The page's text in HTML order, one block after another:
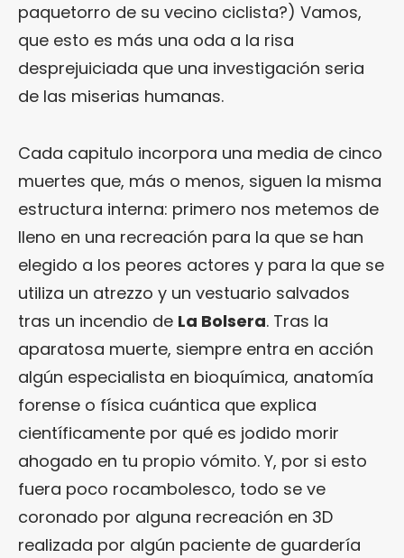
paquetorro de su vecino ciclista?) Vamos,
que esto es más una oda a la risa
desprejuiciada que una investigación seria
de las miserias humanas.
Cada capitulo incorpora una media de cinco
muertes que, más o menos, siguen la misma
estructura interna: primero nos metemos de
lleno en una recreación para la que se han
elegido a los peores actores y para la que se
utiliza un atrezzo y un vestuario salvados
tras un incendio de La Bolsera. Tras la
aparatosa muerte, siempre entra en acción
algún especialista en bioquímica, anatomía
forense o física cuántica que explica
científicamente por qué es jodido morir
ahogado en tu propio vómito. Y, por si esto
fuera poco rocambolesco, todo se ve
coronado por alguna recreación en 3D
realizada por algún paciente de guardería